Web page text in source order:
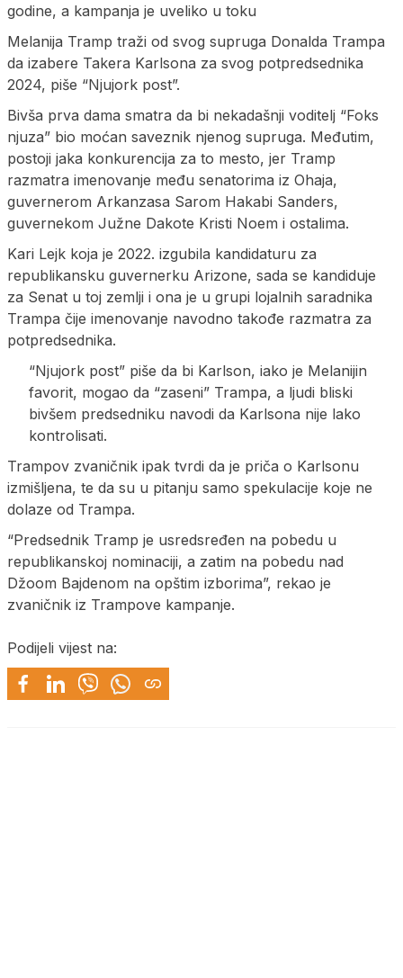
godine, a kampanja je uveliko u toku
Melanija Tramp traži od svog supruga Donalda Trampa
da izabere Takera Karlsona za svog potpredsednika
2024, piše “Njujork post”.
Bivša prva dama smatra da bi nekadašnji voditelj “Foks
njuza” bio moćan saveznik njenog supruga. Međutim,
postoji jaka konkurencija za to mesto, jer Tramp
razmatra imenovanje među senatorima iz Ohaja,
guvernerom Arkanzasa Sarom Hakabi Sanders,
guvernekom Južne Dakote Kristi Noem i ostalima.
Kari Lejk koja je 2022. izgubila kandidaturu za
republikansku guvernerku Arizone, sada se kandiduje
za Senat u toj zemlji i ona je u grupi lojalnih saradnika
Trampa čije imenovanje navodno takođe razmatra za
potpredsednika.
“Njujork post” piše da bi Karlson, iako je Melanijin
favorit, mogao da “zaseni” Trampa, a ljudi bliski
bivšem predsedniku navodi da Karlsona nije lako
kontrolisati.
Trampov zvaničnik ipak tvrdi da je priča o Karlsonu
izmišljena, te da su u pitanju samo spekulacije koje ne
dolaze od Trampa.
“Predsednik Tramp je usredsređen na pobedu u
republikanskoj nominaciji, a zatim na pobedu nad
Džoom Bajdenom na opštim izborima”, rekao je
zvaničnik iz Trampove kampanje.
Podijeli vijest na: